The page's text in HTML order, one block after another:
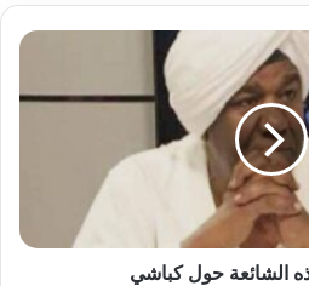
الشائعة حول كباشي